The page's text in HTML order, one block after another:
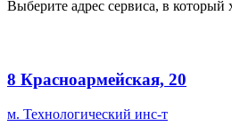
Выберите адрес сервиса, в который
8 Красноармейская, 20
м. Технологический инс-т